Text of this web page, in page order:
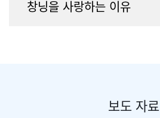
창닝을 사랑하는 이유
보도 자료